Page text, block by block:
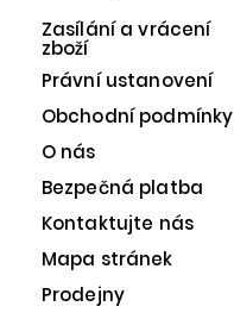
Zasílání a vrácení
zboží
Právní ustanovení
Obchodní podmínky
O nás
Bezpečná platba
Kontaktujte nás
Mapa stránek
Prodejny